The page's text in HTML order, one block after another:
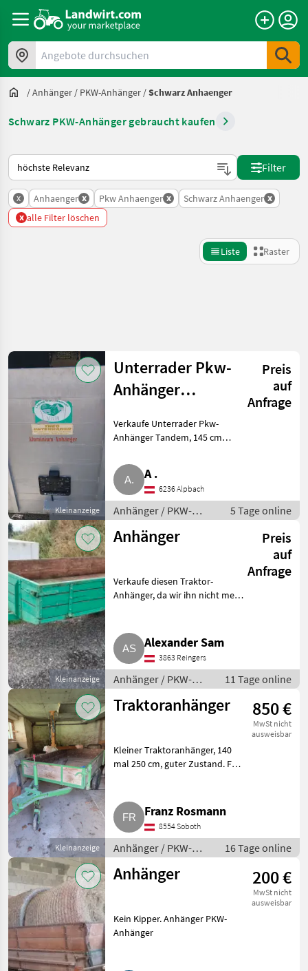
Angebote durchsuchen
/Anhänger / PKW-Anhänger /Schwarz Anhaenger
Schwarz PKW-Anhänger gebraucht kaufen
So wird auf Landwirt.com sortiert
Filter
x Anhaenger x Pkw Anhaenger x Schwarz Anhaenger x
x alle Filter löschen
Liste Raster
Kategorie 4 Land Filter
AKTUELLER
PFAD
Anhaenger
Pkw
Anhaenger
Schwarz
Anhaenger
KATEGORIE
WÄHLEN
Schwarz Anhänger
Humbaur
Pongratz
Böckmann
TPV
Eduard
Alle 27
anzeigen
MARKTPLATZ
Marktplatz Händlerangebote Kleinanzeigen
Zurücksetzen
Ergebnisse
anzeigen
Kleinanzeige
Unterrader Pkw-
Anhänger
Preis
auf
Anfrage
Verkaufe Unterrader Pkw-
Anhänger Tandem, 145 cm
sehr gutem Zustand. Anhänger
PKW-Anhänger
A .
6236 Alpbach
Anhänger / PKW-
Anhänger
5 Tage online
Kleinanzeige
Anhänger
Preis
auf
Anfrage
Verkaufe diesen Traktor-
Anhänger, da wir ihn nicht mehr
Anhänger PKW-Anhänger
Alexander Sam
3863 Reingers
Anhänger / PKW-
Anhänger
11 Tage online
Kleinanzeige
Traktoranhänger 850 €
MwSt nicht
ausweisbar
Kleiner Traktoranhänger, 140
mal 250 cm, guter Zustand. Für
Franz Rosmann
8554 Soboth
Anhänger / PKW-
Anhänger
16 Tage online
Anhänger 200 €
MwSt nicht
ausweisbar
Kein Kipper. Anhänger PKW-
Anhänger